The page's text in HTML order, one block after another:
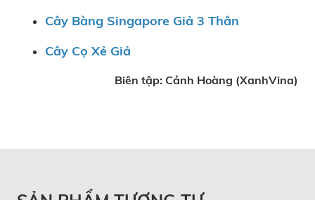
Cây Bàng Singapore Giả 3 Thân
Cây Cọ Xẻ Giả
Biên tập: Cảnh Hoàng (XanhVina)